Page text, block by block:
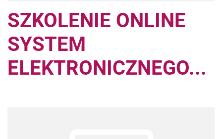
SZKOLENIE ONLINE
SYSTEM
ELEKTRONICZNEGO...